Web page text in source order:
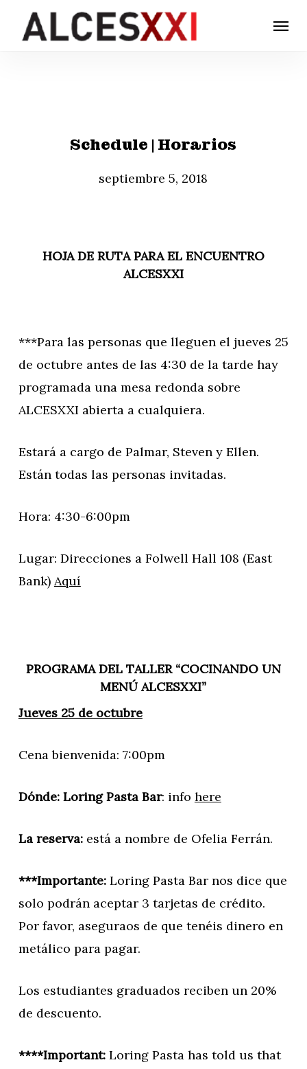
Menu
Schedule | Horarios
septiembre 5, 2018
HOJA DE RUTA PARA EL ENCUENTRO
ALCESXXI
***Para las personas que lleguen el jueves 25
de octubre antes de las 4:30 de la tarde hay
programada una mesa redonda sobre
ALCESXXI abierta a cualquiera.
Estará a cargo de Palmar, Steven y Ellen.
Están todas las personas invitadas.
Hora: 4:30-6:00pm
Lugar: Direcciones a Folwell Hall 108 (East
Bank) Aquí
PROGRAMA DEL TALLER “COCINANDO UN
MENÚ ALCESXXI”
Jueves 25 de octubre
Cena bienvenida: 7:00pm
Dónde: Loring Pasta Bar: info here
La reserva: está a nombre de Ofelia Ferrán.
***Importante:Loring Pasta Bar nos dice que
solo podrán aceptar 3 tarjetas de crédito.
Por favor, aseguraos de que tenéis dinero en
metálico para pagar.
Los estudiantes graduados reciben un 20%
de descuento.
****Important:Loring Pasta has told us that